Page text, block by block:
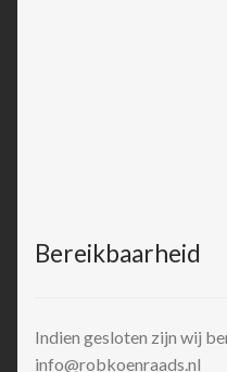
Bereikbaarheid
Indien gesloten zijn wij
info@robkoenraads.nl